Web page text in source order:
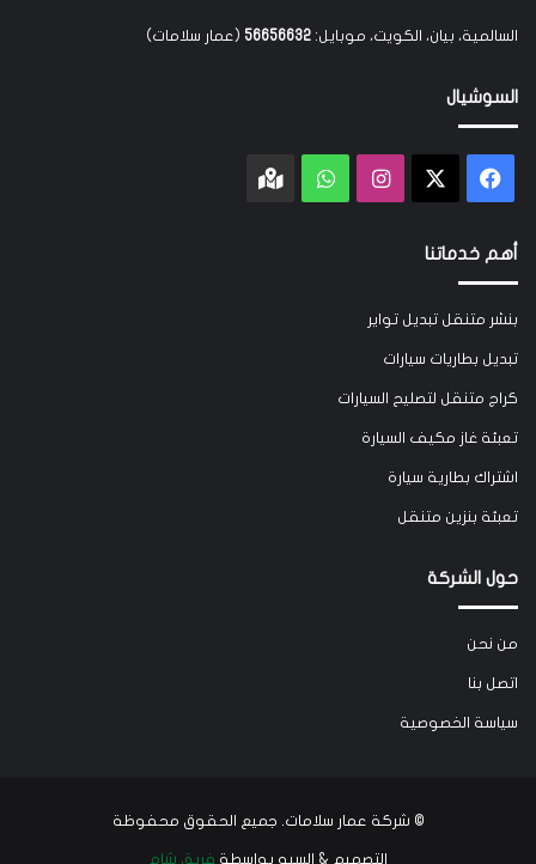
السالمية، بيان، الكويت، موبايل: 56656632 (عمار سلامات)
السوشيال
فيسبوك انستقرامواتسابGoogle
أهم خدماتنا
بنشر متنقل تبديل تواير
تبديل بطاريات سيارات
كراج متنقل لتصليح السيارات
تعبئة غاز مكيف السيارة
اشتراك بطارية سيارة
تعبئة بنزين متنقل
حول الشركة
من نحن
اتصل بنا
سياسة الخصوصية
© شركة عمار سلامات. جميع الحقوق محفوظة
التصميم & السيو بواسطة فريق شام